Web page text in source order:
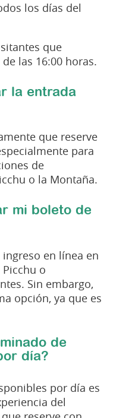
los días del
que
las 16:00 horas.
la entrada
que reserve
para
de
o la Montaña.
mi boleto de
en línea en
o
Sin embargo,
opción, ya que es
de
día?
por día es
del